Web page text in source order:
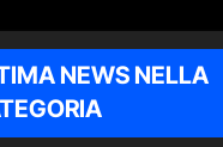
NEWS NELLA